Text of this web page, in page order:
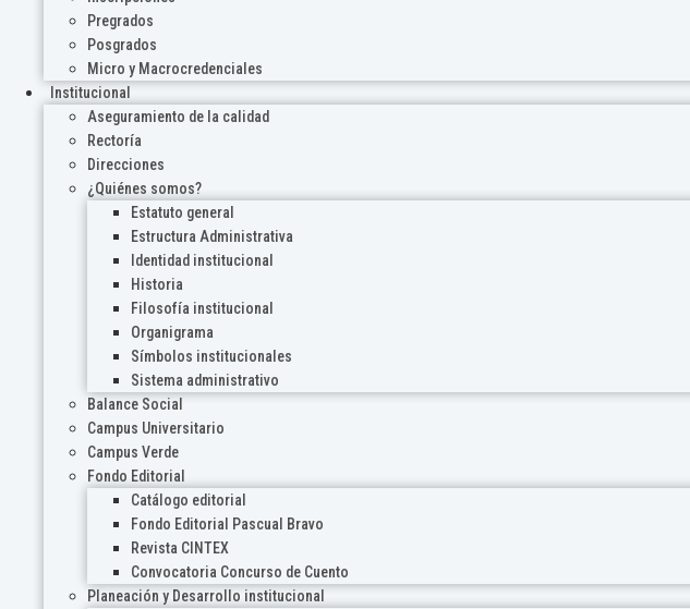
Pregrados
Posgrados
Micro y Macrocredenciales
Institucional
Aseguramiento de la calidad
Rectoría
Direcciones
¿Quiénes somos?
Estatuto general
Estructura Administrativa
Identidad institucional
Historia
Filosofía institucional
Organigrama
Símbolos institucionales
Sistema administrativo
Balance Social
Campus Universitario
Campus Verde
Fondo Editorial
Catálogo editorial
Fondo Editorial Pascual Bravo
Revista CINTEX
Convocatoria Concurso de Cuento
Planeación y Desarrollo institucional